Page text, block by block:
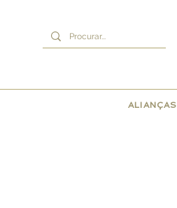
ALIANÇAS